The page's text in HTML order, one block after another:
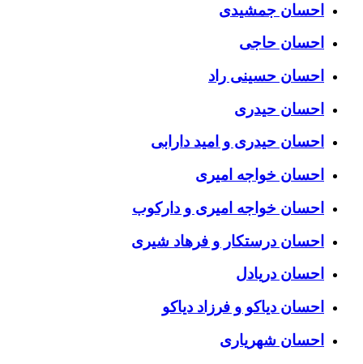
احسان جمشیدی
احسان حاجی
احسان حسینی راد
احسان حیدری
احسان حیدری و امید دارابی
احسان خواجه امیری
احسان خواجه امیری و دارکوب
احسان درستكار و فرهاد شيرى
احسان دریادل
احسان دیاکو و فرزاد دیاکو
احسان شهریاری